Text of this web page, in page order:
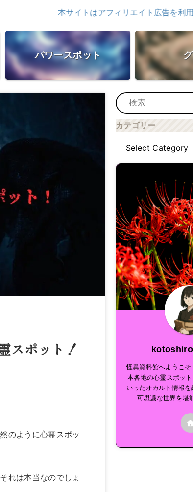
本サイトはアフィリエイト広告を利用していま
パワースポット
スポット！
のように心霊スポッ
れは本当なのでしょ
カテゴリー
怪異資料館へようこ
本各地の心霊スポッ
いったオカルト情報
可思議な世界を堪